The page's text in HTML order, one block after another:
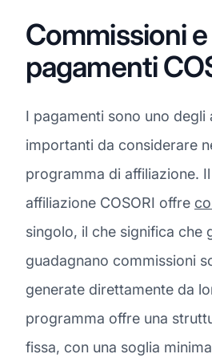
Commissioni e
pagamenti
I pagamenti sono uno degli
importanti da considerare
programma di affiliazione.
affiliazione COSORI offre
singolo, il che significa che
guadagnano commissioni
generate direttamente da
programma offre una
fissa, con una soglia